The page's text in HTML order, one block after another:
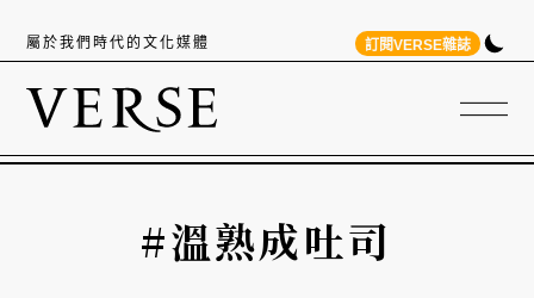
屬於我們時代的文化媒體 訂閱VERSE雜誌
#溫熟成吐司